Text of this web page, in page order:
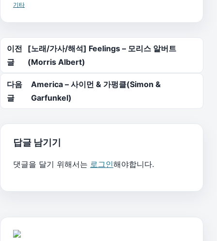
기타
글 탐색
이전
글
[노래/가사/해석] Feelings – 모리스 알버트
(Morris Albert)
다음
글
America – 사이먼 & 가펑클(Simon &
Garfunkel)
답글 남기기
댓글을 달기 위해서는 로그인해야합니다.